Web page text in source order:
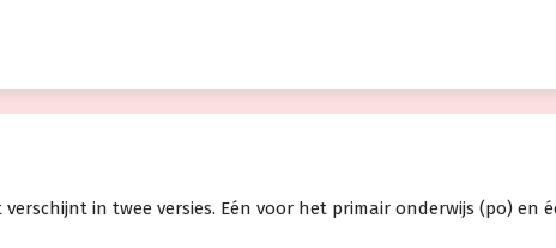
verschijnt in twee versies. Eén voor het primair onderwijs (po) en